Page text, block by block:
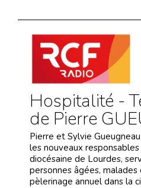
Hospitalité -
de Pierre
Pierre et Sylvie
les nouveaux
diocésaine de Lourdes,
personnes âgées, malades
pèlerinage annuel dans la